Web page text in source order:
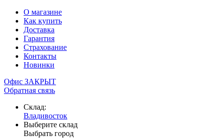
О магазине
Как купить
Доставка
Гарантия
Страхование
Контакты
Новинки
Офис ЗАКРЫТ
Обратная связь
Склад:
Владивосток
Выберите склад
Выбрать город